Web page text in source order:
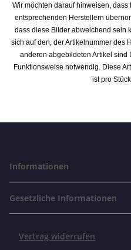
Wir möchten darauf hinweisen,
entsprechenden Herstellern
dass diese Bilder abweichend sein
sich auf den, der Artikelnummer des
anderen abgebildeten Artikel sind
Funktionsweise notwendig. Diese
ist pro
Informationen
Gesetzliche Informationen
Vertrag widerrufen